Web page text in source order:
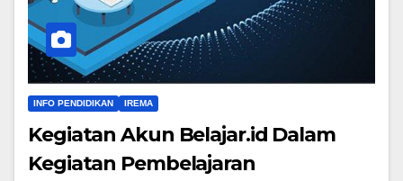
INFO PENDIDIKAN IREMA
Kegiatan Akun Belajar.id Dalam
Kegiatan Pembelajaran